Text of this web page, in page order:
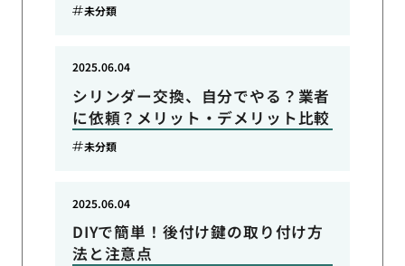
未分類
シリンダー交換、自分でやる？業者
に依頼？メリット・デメリット比較
2025.06.04
未分類
DIYで簡単！後付け鍵の取り付け方
法と注意点
2025.06.04